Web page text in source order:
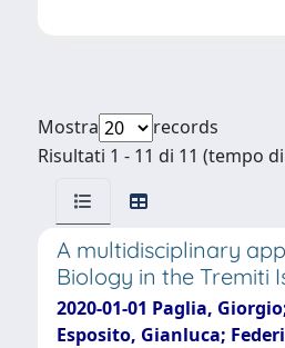
Mostra
records
Risultati 1 - 11 di 11 (tempo
A multidisciplinary
Biology in the Tremiti
2020-01-01 Paglia,
Esposito, Gianluca;